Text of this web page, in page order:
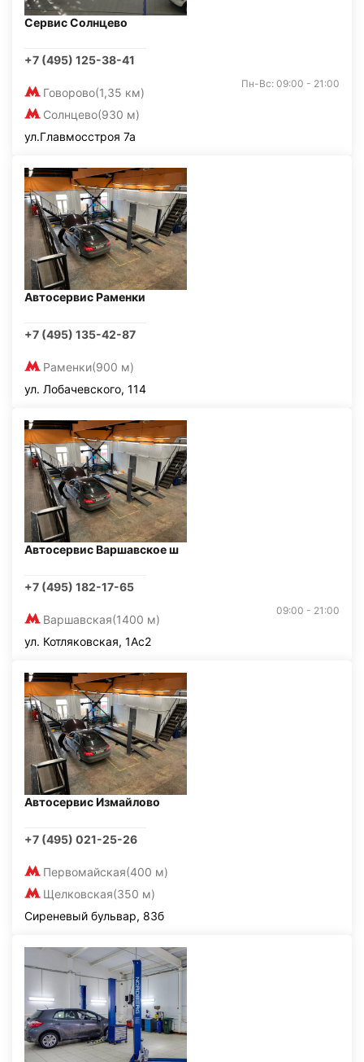
Сервис Солнцево
+7 (495) 125-38-41
Говорово(1,35 км)
Солнцево(930 м)
Пн-Вс: 09:00 - 21:00
ул.Главмосстроя 7а
Автосервис Раменки
+7 (495) 135-42-87
Раменки(900 м)
ул. Лобачевского, 114
Автосервис Варшавское ш
+7 (495) 182-17-65
Варшавская(1400 м)
09:00 - 21:00
ул. Котляковская, 1Ас2
Автосервис Измайлово
+7 (495) 021-25-26
Первомайская(400 м)
Щелковская(350 м)
Сиреневый бульвар, 83б